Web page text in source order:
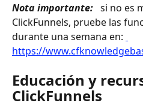
Nota importante: si no es
ClickFunnels, pruebe las
durante una semana en:
https://
Educación y
ClickFunnels